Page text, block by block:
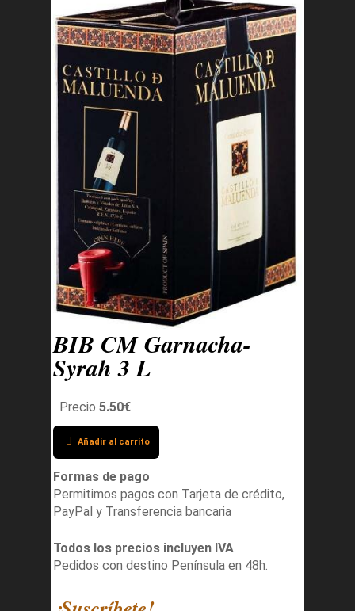
BIB CM Garnacha-
Syrah 3 L
Precio5.50€
Añadir al carrito
Formas de pago
Permitimos pagos con Tarjeta de crédito,
PayPal y Transferencia bancaria
Todos los precios incluyen IVA
Pedidos con destino Península en 48h.